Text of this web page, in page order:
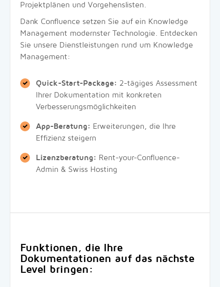
Projektplänen und Vorgehenslisten.
Dank Confluence setzen Sie auf ein Knowledge
Management modernster Technologie. Entdecken
Sie unsere Dienstleistungen rund um Knowledge
Management:
Quick-Start-Package: 2-tägiges Assessment
Ihrer Dokumentation mit konkreten
Verbesserungsmöglichkeiten
App-Beratung: Erweiterungen, die Ihre
Effizienz steigern
Lizenzberatung: Rent-your-Confluence-
Admin & Swiss Hosting
Funktionen, die Ihre
Dokumentationen auf das nächste
Level bringen: